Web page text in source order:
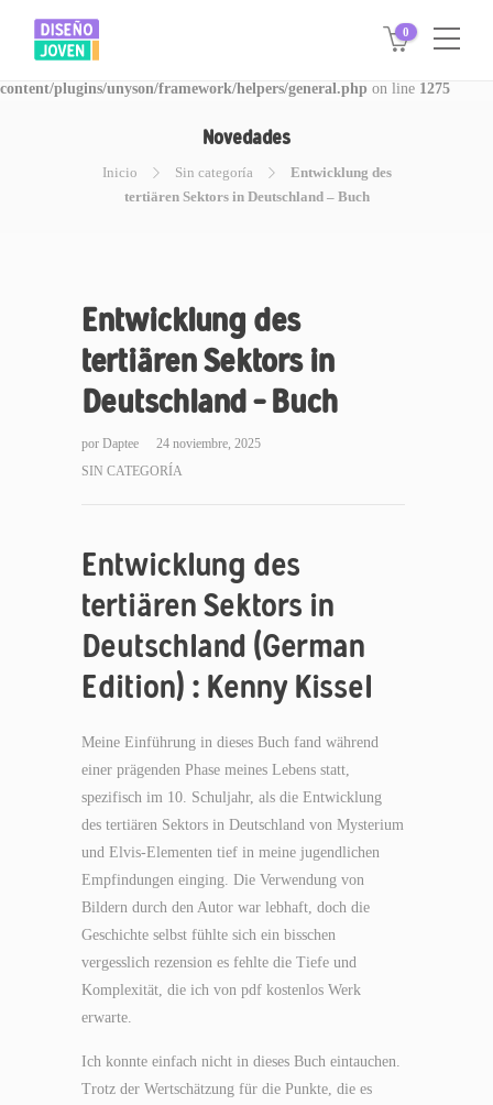
Warning: Invalid argument supplied for foreach() in
/www/disegnojoven.com.ar/htdocs/wp-
content/plugins/unyson/framework/helpers/general.php on line 1275
0
Novedades
Inicio Sin categoría
Entwicklung des
tertiären Sektors in Deutschland – Buch
Entwicklung des
tertiären Sektors in
Deutschland – Buch
por Daptee
24 noviembre, 2025
SIN CATEGORÍA
Entwicklung des
tertiären Sektors in
Deutschland (German
Edition) : Kenny Kissel
Meine Einführung in dieses Buch fand während
einer prägenden Phase meines Lebens statt,
spezifisch im 10. Schuljahr, als die Entwicklung
des tertiären Sektors in Deutschland von Mysterium
und Elvis-Elementen tief in meine jugendlichen
Empfindungen einging. Die Verwendung von
Bildern durch den Autor war lebhaft, doch die
Geschichte selbst fühlte sich ein bisschen
vergesslich rezension es fehlte die Tiefe und
Komplexität, die ich von pdf kostenlos Werk
erwarte.
Ich konnte einfach nicht in dieses Buch eintauchen.
Trotz der Wertschätzung für die Punkte, die es